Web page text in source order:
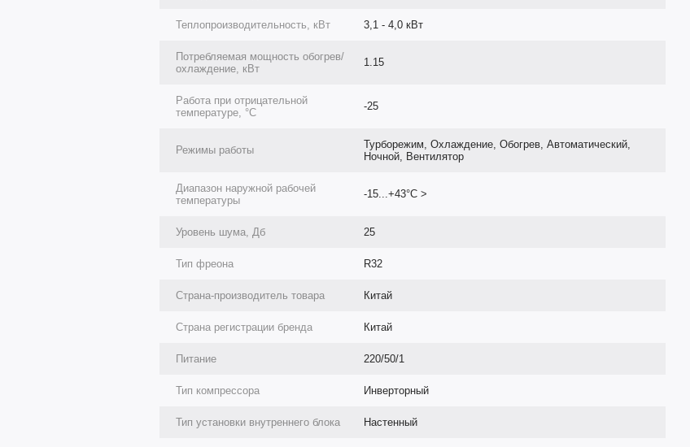
Теплопроизводительность, кВт 3,1 - 4,0 кВт
Потребляемая мощность обогрев/
охлаждение, кВт
1.15
Работа при отрицательной
температуре, °C
-25
Режимы работы
Турборежим, Охлаждение, Обогрев, Автоматический,
Ночной, Вентилятор
Диапазон наружной рабочей
температуры
-15...+43°С >
Уровень шума, Дб 25
Тип фреона R32
Страна-производитель товара Китай
Страна регистрации бренда Китай
Питание 220/50/1
Тип компрессора Инверторный
Тип установки внутреннего блока Настенный